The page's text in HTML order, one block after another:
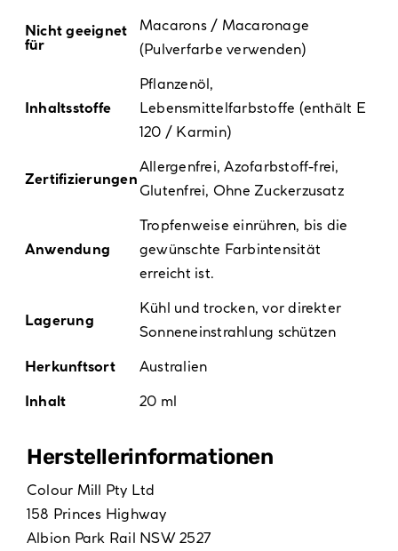
Nicht geeignet
für
Macarons / Macaronage
(Pulverfarbe verwenden)
Inhaltsstoffe
Pflanzenöl,
Lebensmittelfarbstoffe (enthält E
120 / Karmin)
Zertifizierungen
Allergenfrei,Azofarbstoff-frei,
Glutenfrei, Ohne Zuckerzusatz
Anwendung
Tropfenweise einrühren, bis die
gewünschte Farbintensität
erreicht ist.
Lagerung
Kühl und trocken, vor direkter
Sonneneinstrahlung schützen
Herkunftsort
Australien
Inhalt
20 ml
Hersteller­informationen
Colour Mill Pty Ltd
158 Princes Highway
Albion Park Rail NSW 2527